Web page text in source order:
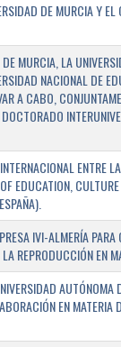
DE MURCIA Y
MURCIA, LA
NACIONAL DE
A CABO,
ENTRE
EDUCATION,
IVI-ALMERÍA
REPRODUCCIÓN EN
EN MATERIA